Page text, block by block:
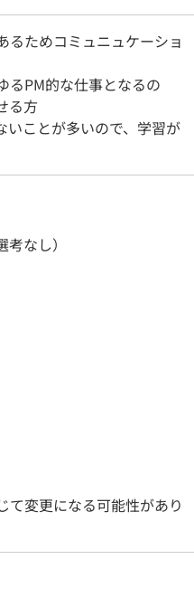
るためコミュニュケーショ
るPM的な仕事となるの
る方
いことが多いので、学習が
なし）
変更になる可能性があり